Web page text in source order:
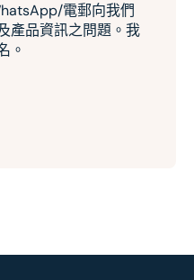
電郵向我們
產品資訊之問題。我
。